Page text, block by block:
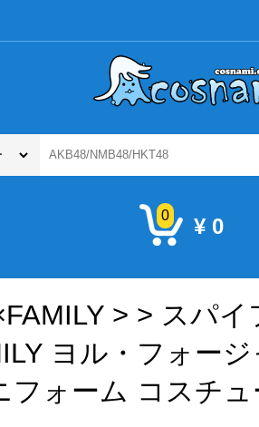
0 ¥ 0
> > スパイ
ヨル・フォー
フォーム コスチ